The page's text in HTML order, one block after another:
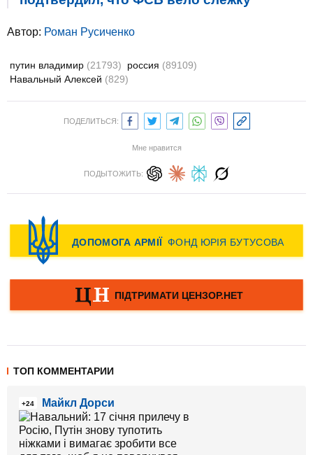
Автор: Роман Русиченко
путин владимир (21793) россия (89109)
Навальный Алексей (829)
ПОДЕЛИТЬСЯ:
Мне нравится
ПОДЫТОЖИТЬ:
ТОП КОММЕНТАРИИ
+24 Майкл Дорси